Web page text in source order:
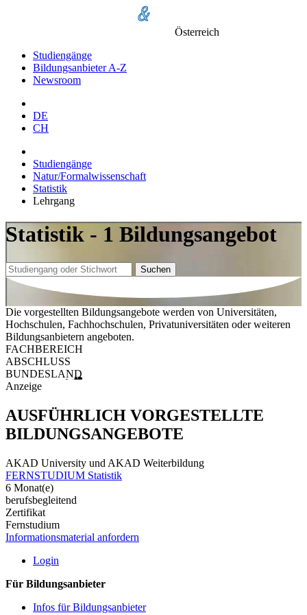
Österreich
Studiengänge
Bildungsanbieter A-Z
Newsroom
DE
CH
Studiengänge
Natur/Formalwissenschaft
Statistik
Lehrgang
Statistik - 1 Bildungsangebot
Suchen
Die vorgestellten Bildungsangebote werden von Universitäten,
Hochschulen, Fachhochschulen, Privatuniversitäten oder weiteren
Bildungsanbietern angeboten.
FACHBEREICH
ABSCHLUSS
BUNDESLAND
Anzeige
AUSFÜHRLICH VORGESTELLTE
BILDUNGSANGEBOTE
AKAD University und AKAD Weiterbildung
FERNSTUDIUM Statistik
6 Monat(e)
berufsbegleitend
Zertifikat
Fernstudium
Informationsmaterial anfordern
Login
Für Bildungsanbieter
Infos für Bildungsanbieter